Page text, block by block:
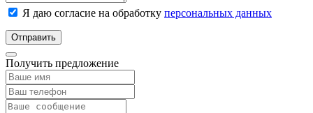
Я даю согласие на обработку персональных данных
Отправить
Получить предложение